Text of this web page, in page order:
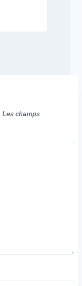
Les champs